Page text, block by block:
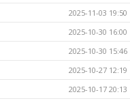
2025-11-03 19:50
2025-10-30 16:00
2025-10-30 15:46
2025-10-27 12:19
2025-10-17 20:13